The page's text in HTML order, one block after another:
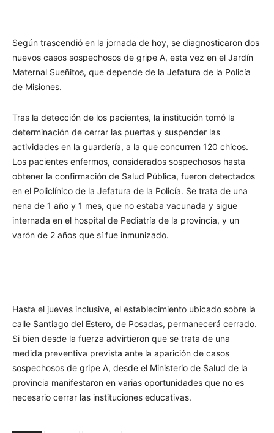
Según trascendió en la jornada de hoy, se diagnosticaron dos
nuevos casos sospechosos de gripe A, esta vez en el Jardín
Maternal Sueñitos, que depende de la Jefatura de la Policía
de Misiones.
Tras la detección de los pacientes, la institución tomó la
determinación de cerrar las puertas y suspender las
actividades en la guardería, a la que concurren 120 chicos.
Los pacientes enfermos, considerados sospechosos hasta
obtener la confirmación de Salud Pública, fueron detectados
en el Policlínico de la Jefatura de la Policía. Se trata de una
nena de 1 año y 1 mes, que no estaba vacunada y sigue
internada en el hospital de Pediatría de la provincia, y un
varón de 2 años que sí fue inmunizado.
Hasta el jueves inclusive, el establecimiento ubicado sobre la
calle Santiago del Estero, de Posadas, permanecerá cerrado.
Si bien desde la fuerza advirtieron que se trata de una
medida preventiva prevista ante la aparición de casos
sospechosos de gripe A, desde el Ministerio de Salud de la
provincia manifestaron en varias oportunidades que no es
necesario cerrar las instituciones educativas.